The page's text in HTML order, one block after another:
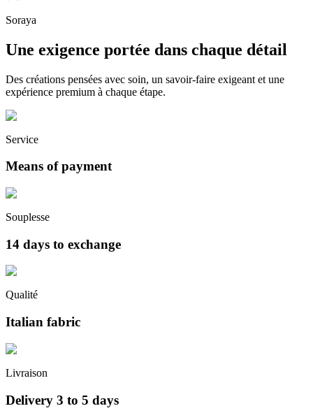
Soraya
Une exigence portée dans chaque détail
Des créations pensées avec soin, un savoir-faire exigeant et une
expérience premium à chaque étape.
Service
Means of payment
Souplesse
14 days to exchange
Qualité
Italian fabric
Livraison
Delivery 3 to 5 days